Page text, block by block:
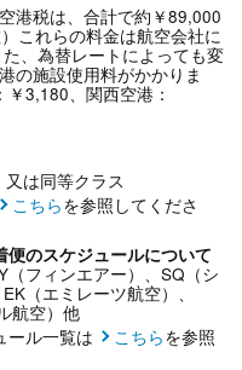
港税は、合計で約￥89,000
これらの料金は航空会社に
、為替レートによっても変
の施設使用料がかかりま
3,180、関西空港：
は同等クラス
こちらを参照してくださ
のスケジュールについて
（フィンエアー）、SQ（シ
（エミレーツ航空）、
航空）他
ール一覧は
こちらを参照